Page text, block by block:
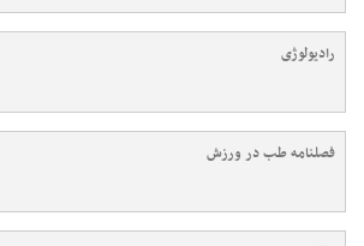
رادیولوژی
فصلنامه طب در ورزش